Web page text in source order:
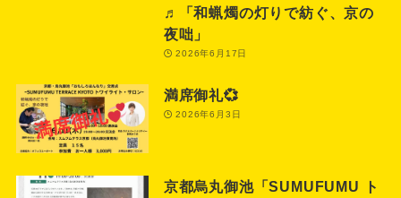
♬「和蝋燭の灯りで紡ぐ、京の
夜咄」
2026年6月17日
満席御礼💞
2026年6月3日
京都烏丸御池「SUMUFUMU ト